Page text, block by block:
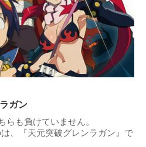
ガン
らも負けていません。
、『天元突破グレンラガン』で